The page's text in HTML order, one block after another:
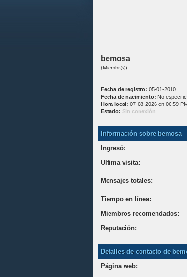
bemosa
(Miembr@)
Fecha de registro: 05-01-2010
Fecha de nacimiento: No
Hora local: 07-08-2026 en 06:59
Estado: Sin conexión
Información sobre bemosa
Ingresó:
Ultima visita:
Mensajes totales:
Tiempo en línea:
Miembros recomendados:
Reputación:
Detalles de contacto de
Página web: